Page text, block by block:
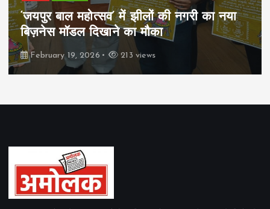
पिम्स मेवाड़ कप 2026: क्रॉसवर्ड व आदित्यम
रियल स्टेट्स ने मुकाबले जीते
February 19, 2026 164 views